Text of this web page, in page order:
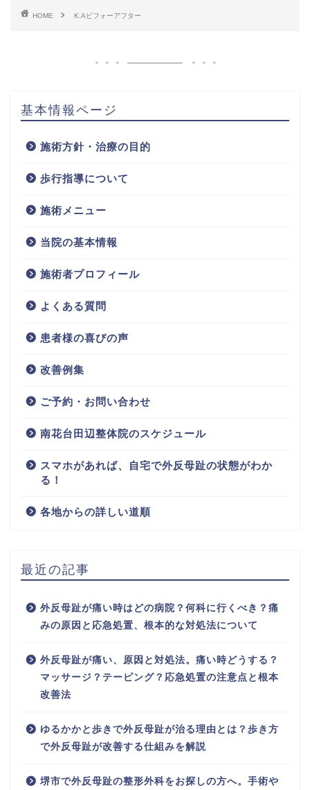
HOME K.Aビフォーアフター
基本情報ページ
施術方針・治療の目的
歩行指導について
施術メニュー
当院の基本情報
施術者プロフィール
よくある質問
患者様の喜びの声
改善例集
ご予約・お問い合わせ
南花台田辺整体院のスケジュール
スマホがあれば、自宅で外反母趾の状態がわか
る！
各地からの詳しい道順
最近の記事
外反母趾が痛い時はどの病院？何科に行くべき？痛
みの原因と応急処置、根本的な対処法について
外反母趾が痛い、原因と対処法。痛い時どうする？
マッサージ？テーピング？応急処置の注意点と根本
改善法
ゆるかかと歩きで外反母趾が治る理由とは？歩き方
で外反母趾が改善する仕組みを解説
堺市で外反母趾の整形外科をお探しの方へ。手術や